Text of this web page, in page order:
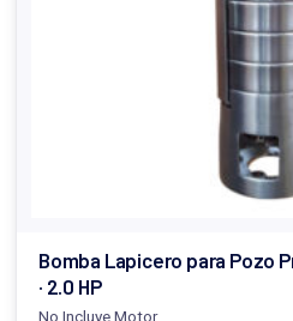
Bomba Lapicero para Pozo
· 2.0 HP
No Incluye Motor